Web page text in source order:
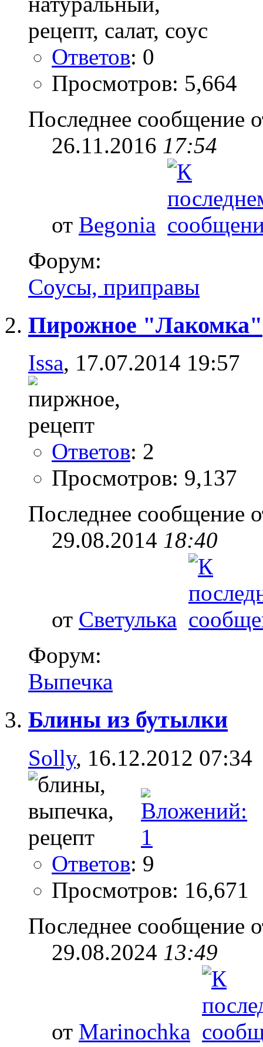
Ответов: 0
Просмотров: 5,664
Последнее сообщение
26.11.2016 17:54
от Begonia
Форум:
Соусы, приправы
Пирожное "Лакомка"
Issa, 17.07.2014 19:57
Ответов: 2
Просмотров: 9,137
Последнее сообщение
29.08.2014 18:40
от Светулька
Форум:
Выпечка
Блины из бутылки
Solly, 16.12.2012 07:34
Ответов: 9
Просмотров: 16,671
Последнее сообщение
29.08.2024 13:49
от Marinochka